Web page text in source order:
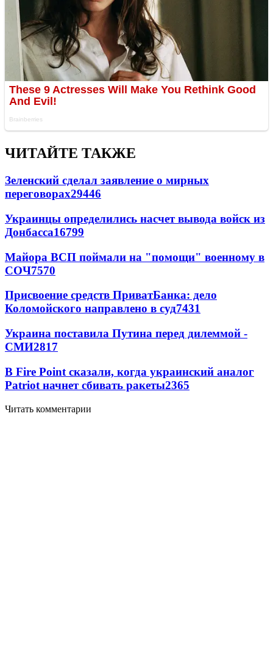
ЧИТАЙТЕ ТАКЖЕ
Зеленский сделал заявление о мирных
переговорах29446
Украинцы определились насчет вывода войск из
Донбасса16799
Майора ВСП поймали на "помощи" военному в
СОЧ7570
Присвоение средств ПриватБанка: дело
Коломойского направлено в суд7431
Украина поставила Путина перед дилеммой -
СМИ2817
В Fire Point сказали, когда украинский аналог
Patriot начнет сбивать ракеты2365
Читать комментарии